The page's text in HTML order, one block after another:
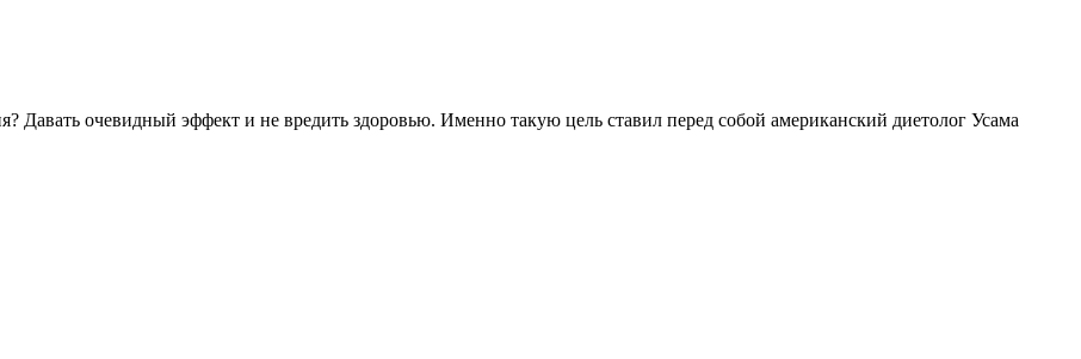
Давать очевидный эффект и не вредить здоровью. Именно такую цель ставил перед собой американский диетолог Усама